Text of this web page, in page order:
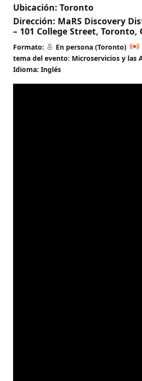
Ubicación: Toronto
Dirección: MaRS Discovery
– 101 College Street, Toronto,
Formato: En persona (Toronto)
tema del evento: Microservicios y las
Idioma: Inglés